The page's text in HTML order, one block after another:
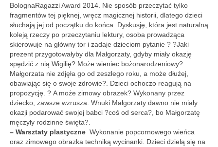
Galeria 2024
Galeria 2023
Galeria 2022
Galeria 2021
Galeria 2020
Galeria 2019
Galeria 2018
BolognaRagazzi Award 2014. Nie sposób przeczytać tylko
fragmentów tej pięknej, wręcz magicznej historii, dlatego dzieci
słuchają jej od początku do końca. Dyskusję, która jest naturalną
koleją rzeczy po przeczytaniu lektury, osoba prowadząca
skierowuje na główny tor i zadaje dzieciom pytanie ? ?Jaki
prezent przygotowałyby dla Małgorzaty, gdyby miały okazję
spędzić z nią Wigilię? Może wieniec bożonarodzeniowy?
Małgorzata nie zdjęła go od zeszłego roku, a może dłużej,
obawiając się o swoje zdrowie?. Dzieci ochoczo reagują na
propozycję. ? A może zimowy obrazek? Wykonany przez
dziecko, zawsze wzrusza. Wnuki Małgorzaty dawno nie miały
okazji podarować swojej babci ?coś od serca?, bo Małgorzatę
męczyły rodzinne święta?.
– Warsztaty plastyczne Wykonanie popcornowego wieńca
oraz zimowego obrazka techniką wycinanki. Dzieci dzielą się na